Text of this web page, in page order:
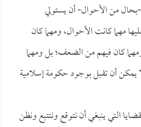
بحال من الأحوال- أن يستولي
مهما كانت الأحوال، ومهما كان
كان فيهم من الضعف؛ بل ومهما
يمكن أن تقبل بوجود حكومة إسلامية
التي ينبغي أن نتوقع ونتتبع ونظن